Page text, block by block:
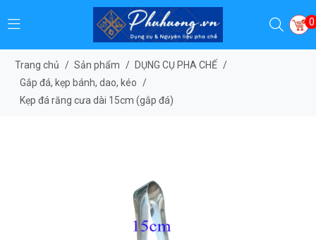
0
Trang chủ / Sản phẩm / DỤNG CỤ PHA CHẾ /
Gắp đá, kẹp bánh, dao, kéo /
Kẹp đá răng cưa dài 15cm (gắp đá)